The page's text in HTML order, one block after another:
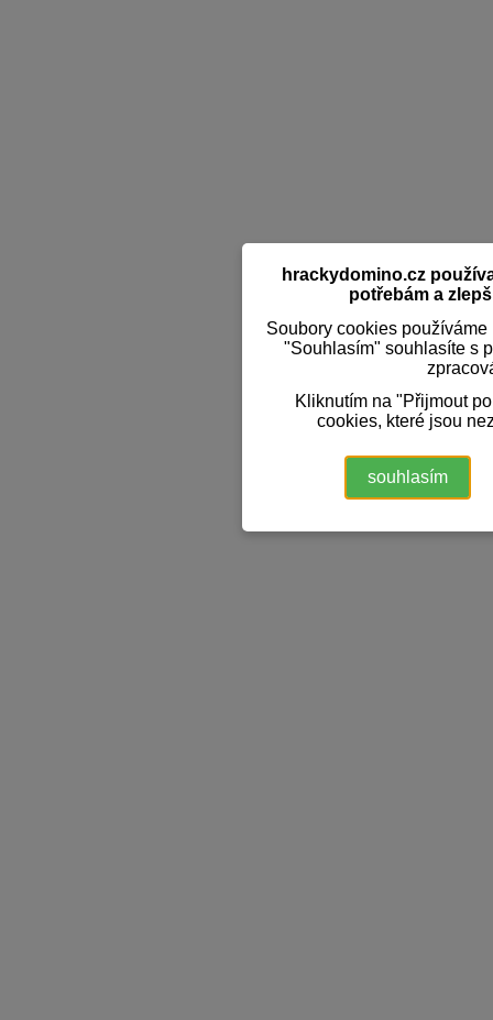
hrackydomino.cz
potřebám a
Soubory cookies
"Souhlasím" souhlasíte s
Kliknutím na "Přijmout
cookies, které jsou
souhlasím